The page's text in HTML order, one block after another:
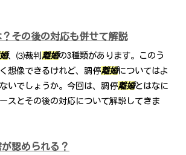
その後の対応も併せて解説
、⑶裁判 離婚の3種類があります。このう
想像できるけれど、調停離婚についてはよ
いでしょうか。今回は、調停離婚とはなに
スとその後の対応について解説してきま
認められる？